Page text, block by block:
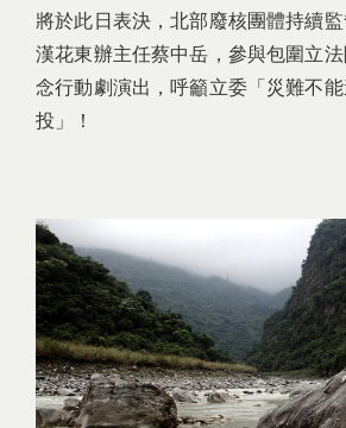
將於此日表決，北部廢核團體持續
漢花東辦主任蔡中岳，參與包圍立
念行動劇演出，呼籲立委「災難不
投」！